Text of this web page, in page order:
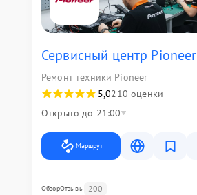
Сервисный центр Pioneer
Ремонт техники Pioneer
5,0210 оценки
Открыто до 21:00
Маршрут
ОбзорОтзывы 200